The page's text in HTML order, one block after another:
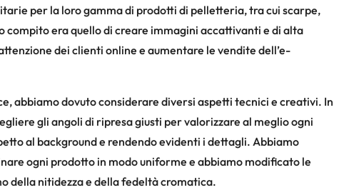
per la loro gamma di prodotti di pelletteria, tra cui scarpe,
compito era quello di creare immagini accattivanti e di alta
dei clienti online e aumentare le vendite dell’e-
abbiamo dovuto considerare diversi aspetti tecnici e creativi. In
gli angoli di ripresa giusti per valorizzare al meglio ogni
al background e rendendo evidenti i dettagli. Abbiamo
ogni prodotto in modo uniforme e abbiamo modificato le
della nitidezza e della fedeltà cromatica.